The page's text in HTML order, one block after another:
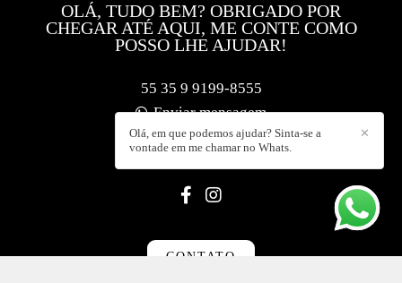
OLÁ, TUDO BEM? OBRIGADO POR
CHEGAR ATÉ AQUI, ME CONTE COMO
POSSO LHE AJUDAR!
55 35 9 9199-8555
Enviar mensagem
contato@f5foto.com.br
CONTATO
✕
Olá, em que podemos ajudar? Sinta-se a
vontade em me chamar no Whats.